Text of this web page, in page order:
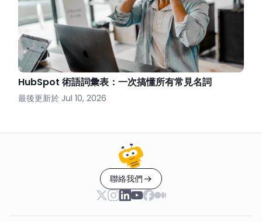
HubSpot 術語詞彙表：一次搞懂所有常見名詞
最後更新於 Jul 10, 2026
聯絡我們